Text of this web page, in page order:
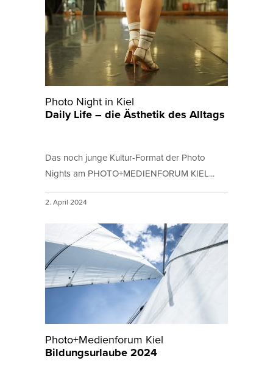
Photo Night in Kiel
Daily Life – die Ästhetik des Alltags
Das noch junge Kultur-Format der Photo
Nights am PHOTO+MEDIENFORUM KIEL...
2. April 2024
Photo+Medienforum Kiel
Bildungsurlaube 2024